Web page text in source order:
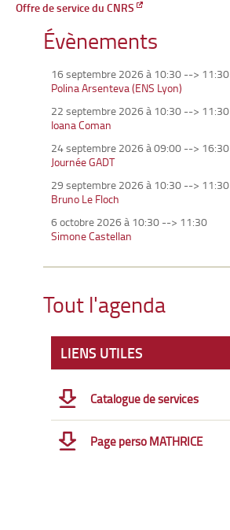
Offre de service du CNRS
Évènements
16 septembre 2026 à 10:30 --> 11:30
Polina Arsenteva (ENS Lyon)
22 septembre 2026 à 10:30 --> 11:30
Ioana Coman
24 septembre 2026 à 09:00 --> 16:30
Journée GADT
29 septembre 2026 à 10:30 --> 11:30
Bruno Le Floch
6 octobre 2026 à 10:30 --> 11:30
Simone Castellan
Tout l'agenda
LIENS UTILES
Catalogue de services
Page perso MATHRICE